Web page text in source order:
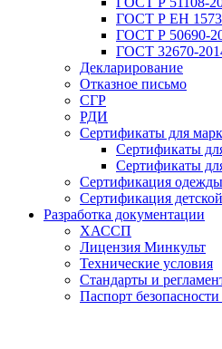
ГОСТ Р ЕН
ГОСТ Р 50690-
ГОСТ 32670-
Декларирование
Отказное письмо
СГР
РДИ
Сертификаты для
Сертификаты
Сертификаты
Сертификация одежды
Сертификация
Разработка документации
ХАССП
Лицензия Минкульт
Технические условия
Стандарты и
Паспорт